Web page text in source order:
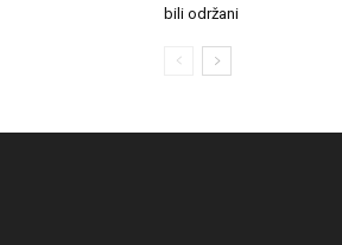
bili održani